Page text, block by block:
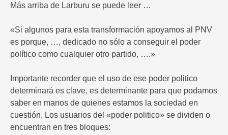
Más arriba de Larburu se puede leer …
«Si algunos para esta transformación apoyamos al PNV
es porque, …, dedicado no sólo a conseguir el poder
político como cualquier otro partido, ….»
Importante recorder que el uso de ese poder politico
determinará es clave, es determinante para que podamos
saber en manos de quienes estamos la sociedad en
cuestión. Los usuarios del «poder politico» se dividen o
encuentran en tres bloques: